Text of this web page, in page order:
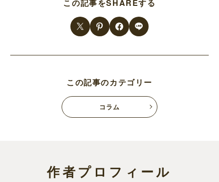
この記事をSHAREする
この記事のカテゴリー
コラム
作者プロフィール